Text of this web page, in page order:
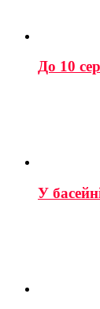
До 10
У